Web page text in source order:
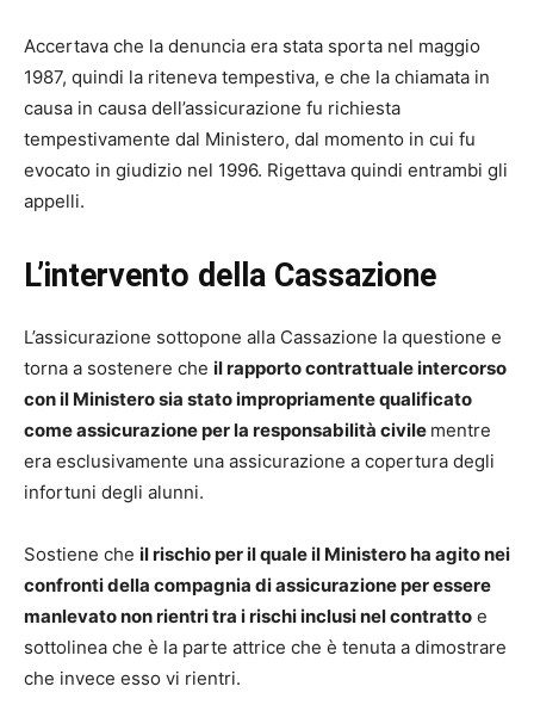
Accertava che la denuncia era stata sporta nel maggio
1987, quindi la riteneva tempestiva, e che la chiamata in
causa in causa dell’assicurazione fu richiesta
tempestivamente dal Ministero, dal momento in cui fu
evocato in giudizio nel 1996. Rigettava quindi entrambi gli
appelli.
L’intervento della Cassazione
L’assicurazione sottopone alla Cassazione la questione e
torna a sostenere che il rapporto contrattuale intercorso
con il Ministero sia stato impropriamente qualificato
come assicurazione per la responsabilità civile mentre
era esclusivamente una assicurazione a copertura degli
infortuni degli alunni.
Sostiene che il rischio per il quale il Ministero ha agito nei
confronti della compagnia di assicurazione per essere
manlevato non rientri tra i rischi inclusi nel contratto e
sottolinea che è la parte attrice che è tenuta a dimostrare
che invece esso vi rientri.